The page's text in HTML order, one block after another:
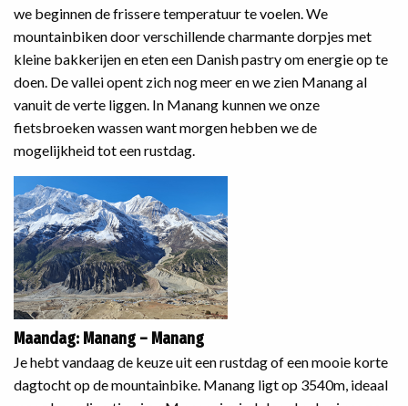
we beginnen de frissere temperatuur te voelen. We
mountainbiken door verschillende charmante dorpjes met
kleine bakkerijen en eten een Danish pastry om energie op te
doen. De vallei opent zich nog meer en we zien Manang al
vanuit de verte liggen. In Manang kunnen we onze
fietsbroeken wassen want morgen hebben we de
mogelijkheid tot een rustdag.
Maandag: Manang – Manang
Je hebt vandaag de keuze uit een rustdag of een mooie korte
dagtocht op de mountainbike. Manang ligt op 3540m, ideaal